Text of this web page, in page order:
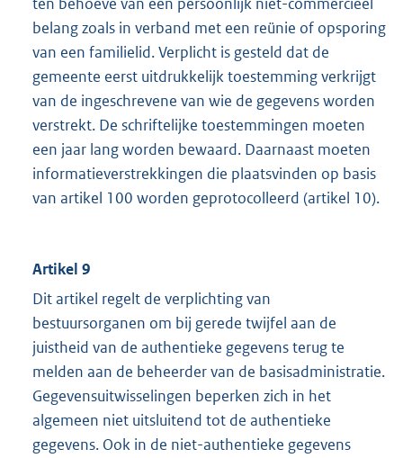
belang zoals in verband met een reünie of opsporing
van een familielid. Verplicht is gesteld dat de
gemeente eerst uitdrukkelijk toestemming verkrijgt
van de ingeschrevene van wie de gegevens worden
verstrekt. De schriftelijke toestemmingen moeten
een jaar lang worden bewaard. Daarnaast moeten
informatieverstrekkingen die plaatsvinden op basis
van artikel 100 worden geprotocolleerd (artikel 10).
Artikel 9
Dit artikel regelt de verplichting van
bestuursorganen om bij gerede twijfel aan de
juistheid van de authentieke gegevens terug te
melden aan de beheerder van de basisadministratie.
Gegevensuitwisselingen beperken zich in het
algemeen niet uitsluitend tot de authentieke
gegevens. Ook in de niet-authentieke gegevens